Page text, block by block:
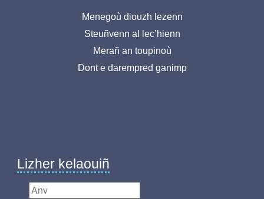
Menegoù diouzh lezenn
Steuñvenn al lec’hienn
Merañ an toupinoù
Dont e darempred ganimp
Lizher kelaouiñ